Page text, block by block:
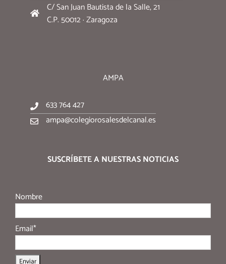
C/ San Juan Bautista de la Salle, 21
C.P. 50012 · Zaragoza
AMPA
633 764 427
ampa@colegiorosalesdelcanal.es
SUSCRÍBETE A NUESTRAS NOTICIAS
Nombre
Email*